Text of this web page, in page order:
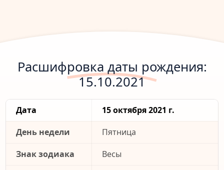
Расшифровка даты рождения:
15.10.2021
Дата
15 октября 2021 г.
День недели
Пятница
Знак зодиака
Весы